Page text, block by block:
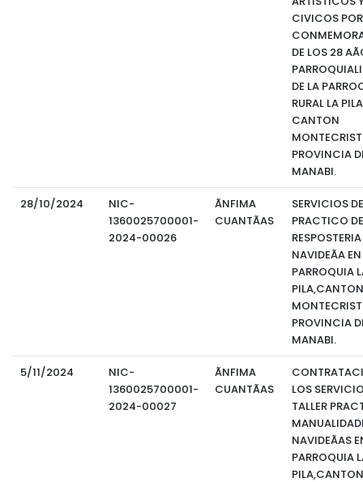
CIVICOS POR
DE LOS 28
DE LA
RURAL LA
CANTON
PROVINCIA
MANABI.
28/10/2024
NIC-
1360025700001-
2024-00026
ÃNFIMA
CUANTÃAS
SERVICIOS
PRACTICO DE
RESPOSTERIA
NAVIDEÃA
PARROQUIA
PILA,CANTON
PROVINCIA
MANABI.
5/11/2024
NIC-
1360025700001-
2024-00027
ÃNFIMA
CUANTÃAS
LOS
TALLER
NAVIDEÃAS
PARROQUIA
PILA,CANTON